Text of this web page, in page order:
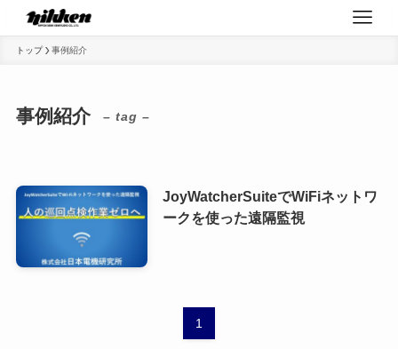
トップ 事例紹介
事例紹介 – tag –
JoyWatcherSuiteでWiFiネットワ
ークを使った遠隔監視
1